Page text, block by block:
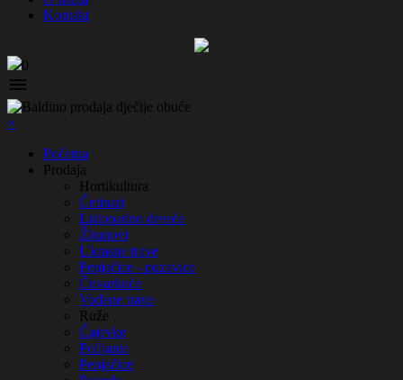
Kontakt
0

×
Početna
Prodaja
Hortikultura
Četinari
Listopadno drveće
Žbunovi
Ukrasne trave
Penjačice - puzavice
Čuvarkuće
Vodene trave
Ruže
Čajevke
Polijante
Penjačice